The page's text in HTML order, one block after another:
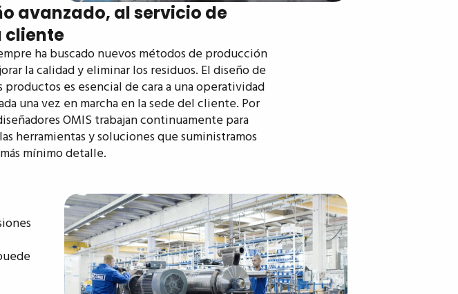
avanzado, al servicio de
cliente
ha buscado nuevos métodos de producción
la calidad y eliminar los residuos. El diseño de
productos es esencial de cara a una operatividad
una vez en marcha en la sede del cliente. Por
OMIS trabajan continuamente para
herramientas y soluciones que suministramos
mínimo detalle.